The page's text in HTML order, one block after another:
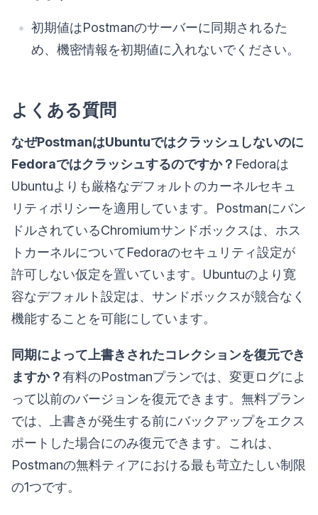
初期値はPostmanのサーバーに同期されるた
め、機密情報を初期値に入れないでください。
よくある質問
なぜPostmanはUbuntuではクラッシュしないのに
Fedoraではクラッシュするのですか？ Fedoraは
Ubuntuよりも厳格なデフォルトのカーネルセキュ
リティポリシーを適用しています。Postmanにバン
ドルされているChromiumサンドボックスは、ホス
トカーネルについてFedoraのセキュリティ設定が
許可しない仮定を置いています。Ubuntuのより寛
容なデフォルト設定は、サンドボックスが競合なく
機能することを可能にしています。
同期によって上書きされたコレクションを復元でき
ますか？有料のPostmanプランでは、変更ログによ
って以前のバージョンを復元できます。無料プラン
では、上書きが発生する前にバックアップをエクス
ポートした場合にのみ復元できます。これは、
Postmanの無料ティアにおける最も苛立たしい制限
の1つです。